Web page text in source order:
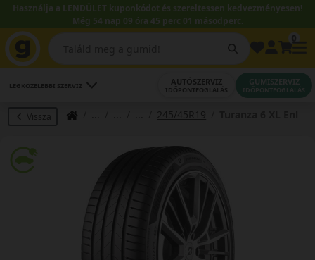
Használja a LENDÜLET kuponkódot és szereltessen kedvezményesen!
Még 54 nap 09 óra 45 perc 00 másodperc.
LEGKÖZELEBBI SZERVIZ AUTÓSZERVIZ
IDŐPONTFOGLALÁS
GUMISZERVIZ
IDŐPONTFOGLALÁS
Vissza 245/45R19